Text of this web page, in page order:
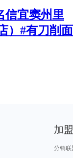
信宜窦州里
）#有刀削面
加
分销联